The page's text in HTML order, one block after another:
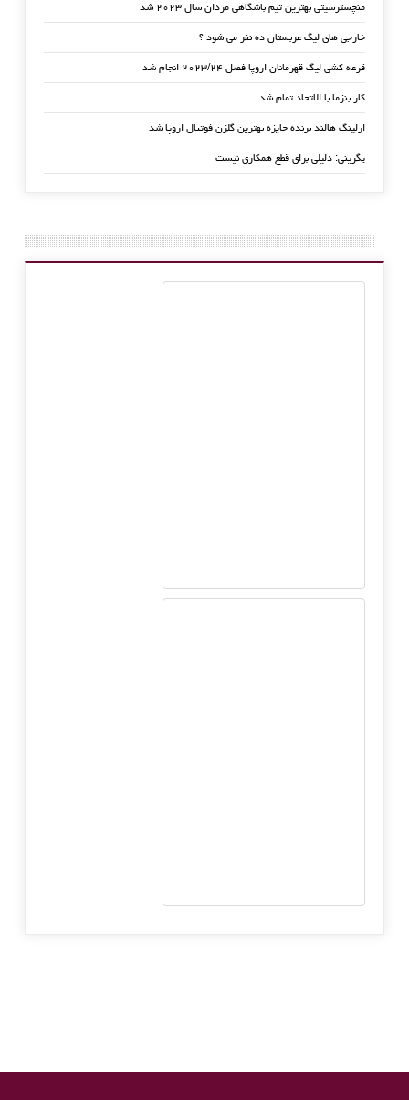
منچسترسیتی بهترین تیم باشگاهی مردان سال ۲۰۲۳ شد
خارجی های لیگ عربستان ده نفر می شود ؟
قرعه کشی لیگ قهرمانان اروپا فصل ۲۰۲۳/۲۴ انجام شد
کار بنزما با الاتحاد تمام شد
ارلینگ هالند برنده جایزه بهترین گلزن فوتبال اروپا شد
پگرینی: دلیلی برای قطع همکاری نیست